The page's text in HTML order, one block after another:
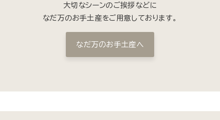
大切なシーンのご挨拶などに
なだ万のお手土産をご用意しております。
なだ万のお手土産へ